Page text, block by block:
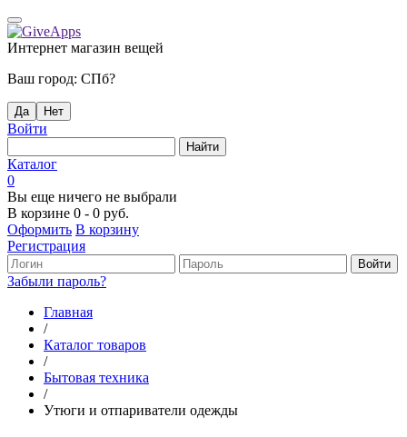
Интернет магазин вещей
Ваш город: СПб?
Да Нет
Войти
Каталог
0
Вы еще ничего не выбрали
В корзине 0 - 0 руб.
Оформить В корзину
Регистрация
Забыли пароль?
Главная
/
Каталог товаров
/
Бытовая техника
/
Утюги и отпариватели одежды